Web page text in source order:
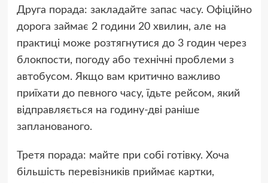
Друга порада: закладайте запас часу. Офіційно
дорога займає 2 години 20 хвилин, але на
практиці може розтягнутися до 3 годин через
блокпости, погоду або технічні проблеми з
автобусом. Якщо вам критично важливо
приїхати до певного часу, їдьте рейсом, який
відправляється на годину-дві раніше
запланованого.
Третя порада: майте при собі готівку. Хоча
більшість перевізників приймає картки,